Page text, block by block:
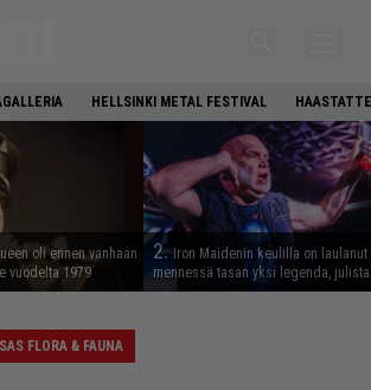
HELLSINKI METAL FESTIVAL
oli ennen vanhaan
vuodelta 1979
2. Iron Maidenin keulilla on laulanut
mennessä tasan yksi legenda,
FLORA & FAUNA